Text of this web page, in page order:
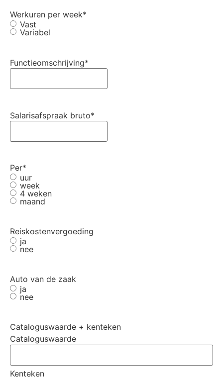
Werkuren per week*
Vast
Variabel
Functieomschrijving*
Salarisafspraak bruto*
Per*
uur
week
4 weken
maand
Reiskostenvergoeding
ja
nee
Auto van de zaak
ja
nee
Cataloguswaarde + kenteken